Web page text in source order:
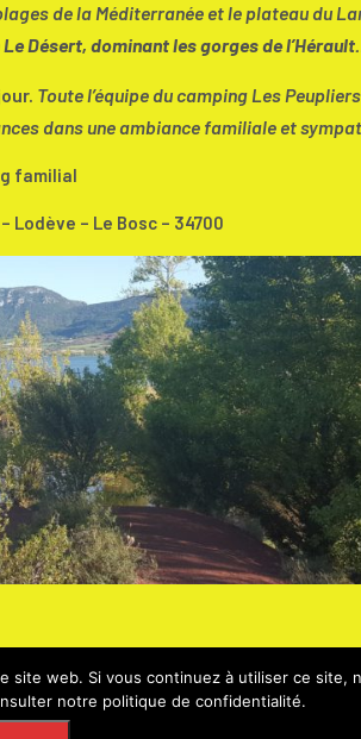
de la Méditerranée et le plateau du
Désert, dominant les gorges de
Toute l’équipe du camping Les
dans une ambiance familiale et
familial
Lodève – Le Bosc – 34700
web. Si vous continuez à utiliser ce site,
notre politique de confidentialité.